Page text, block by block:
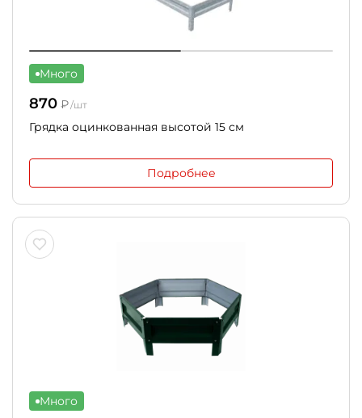
Много
870 ₽/шт
Грядка оцинкованная высотой 15 см
Подробнее
Много